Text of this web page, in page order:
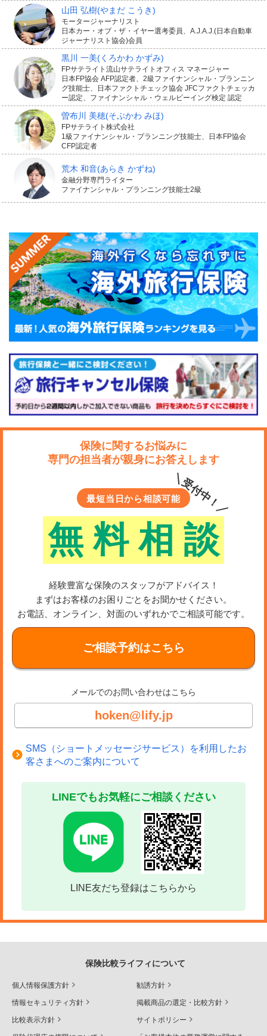
山田 弘樹(やまだ こうき)
モータージャーナリスト
日本カー・オブ・ザ・イヤー選考委員、A.J.A.J.(日本自動車
ジャーナリスト協会)会員
黒川 一美(くろかわ かずみ)
FPサテライト流山サテライトオフィス マネージャー
日本FP協会 AFP認定者、2級ファイナンシャル・プランニン
グ技能士、日本ファクトチェック協会 JFCファクトチェッカ
ー認定、ファイナンシャル・ウェルビーイング検定 認定
曽布川 美穂(そぶかわ みほ)
FPサテライト株式会社
1級ファイナンシャル・プランニング技能士、日本FP協会
CFP認定者
荒木 和音(あらき かずね)
金融分野専門ライター
ファイナンシャル・プランニング技能士2級
保険に関するお悩みに
専門の担当者が親身にお答えします
最短当日から相談可能
無 料 相 談
＼受付中！／
経験豊富な保険のスタッフがアドバイス！
まずはお客様のお困りごとをお聞かせください。
お電話、オンライン、対面のいずれかでご相談可能です。
ご相談予約はこちら
メールでのお問い合わせはこちら
hoken@lify.jp
SMS（ショートメッセージサービス）を利用したお
客さまへのご案内について
LINEでもお気軽にご相談ください
LINE友だち登録はこちらから
保険比較ライフィについて
個人情報保護方針 勧誘方針
情報セキュリティ方針 掲載商品の選定・比較方針
比較表示方針 サイトポリシー